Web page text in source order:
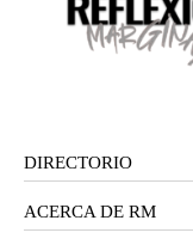
DIRECTORIO
ACERCA DE RM